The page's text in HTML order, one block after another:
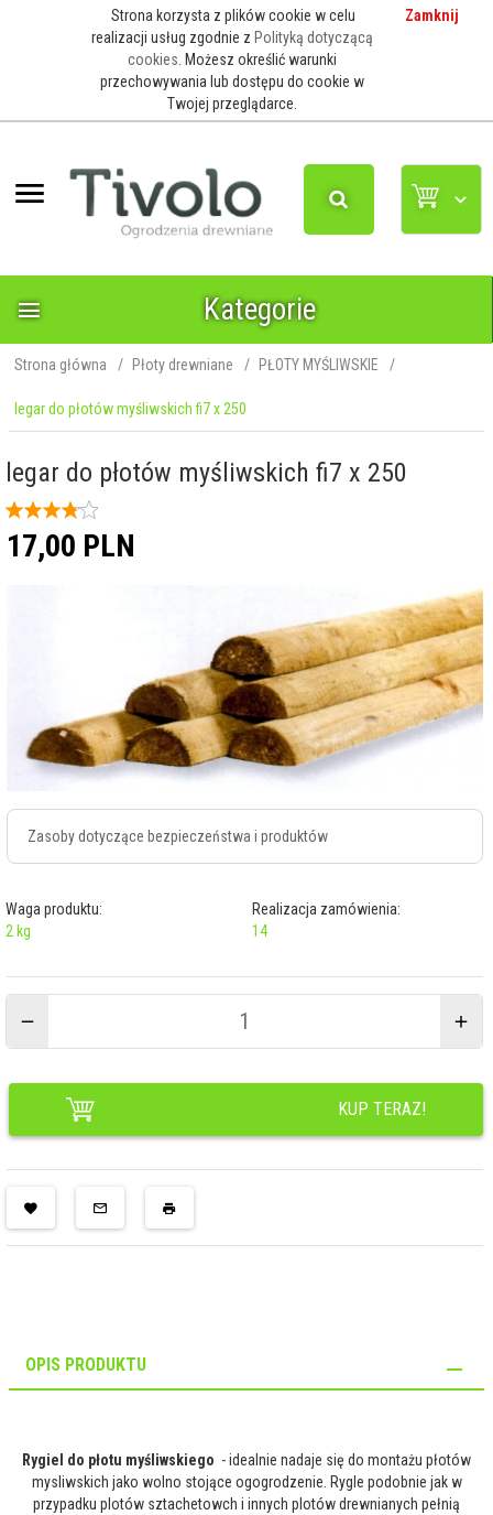
Strona korzysta z plików cookie w celu
realizacji usług zgodnie z Polityką dotyczącą
cookies. Możesz określić warunki
przechowywania lub dostępu do cookie w
Twojej przeglądarce.
Zamknij
Kategorie
Strona główna Płoty drewniane PŁOTY MYŚLIWSKIE
legar do płotów myśliwskich fi7 x 250
legar do płotów myśliwskich fi7 x 250
17,00 PLN
Zasoby dotyczące bezpieczeństwa i produktów
Waga produktu:
2 kg
Realizacja zamówienia:
14
KUP TERAZ!
OPIS PRODUKTU
Rygiel do płotu myśliwskiego - idealnie nadaje się do montażu płotów
mysliwskich jako wolno stojące ogogrodzenie. Rygle podobnie jak w
przypadku plotów sztachetowch i innych plotów drewnianych pełnią